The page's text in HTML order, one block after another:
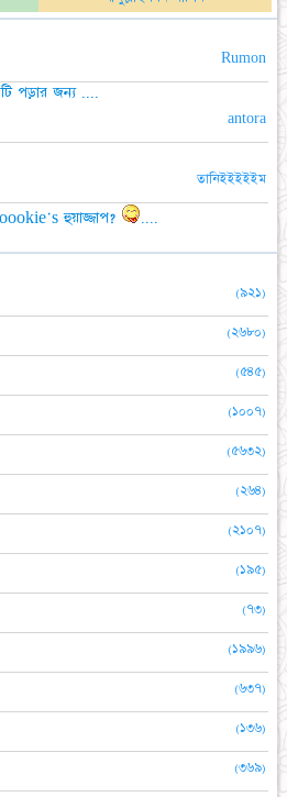
Rumon
পড়ার জন্য ....
antora
তানিইইইইইম
হুয়াজ্জাপ? ....
(৯২১)
(২৬৮০)
(৫৪৫)
(১০০৭)
(৫৬৩২)
(২৬৪)
(২১০৭)
(১৯৫)
(৭৩)
(১৯৯৬)
(৬৩৭)
(১৩৬)
(৩৬৯)